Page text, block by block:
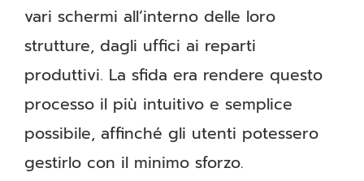
vari schermi all’interno delle loro
strutture, dagli uffici ai reparti
produttivi. La sfida era rendere questo
processo il più intuitivo e semplice
possibile, affinché gli utenti potessero
gestirlo con il minimo sforzo.